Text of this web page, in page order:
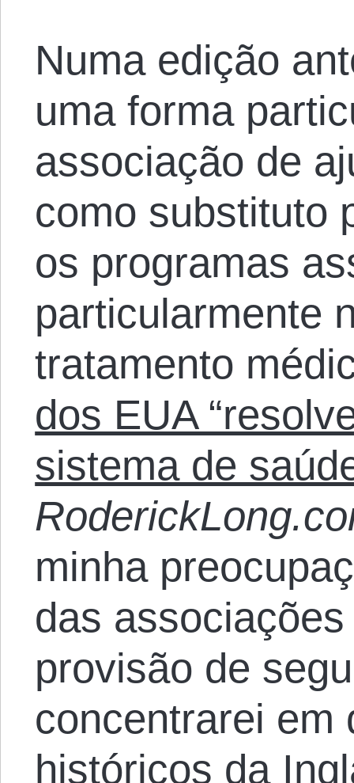
Numa edição
uma forma
associação de
como substituto
os programas
particularmente
tratamento
dos EUA
sistema de
minha
das
provisão de
concentrarei em
históricos da